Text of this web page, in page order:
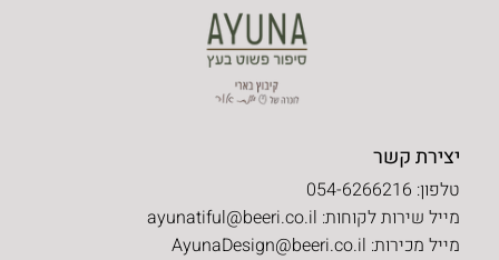
טיפים של יונת ז"ל לעיצוב הבית
יצירת קשר
טלפון: 054-6266216
מייל שירות לקוחות: ayunatiful@beeri.co.il
מייל מכירות: AyunaDesign@beeri.co.il